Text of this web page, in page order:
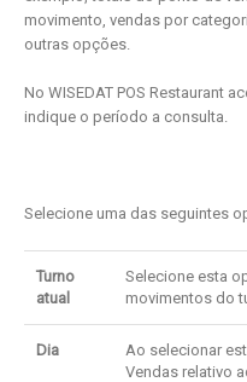
movimento, vendas por
outras opções.
No WISEDAT POS Restaurant
indique o período a consulta.
Selecione uma das seguintes
Turno
atual
Selecione esta
movimentos do
Dia
Ao selecionar
Vendas relativo